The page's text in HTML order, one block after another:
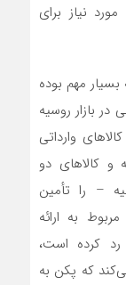
نیاز برای
مهم بوده
بازار روسیه
۲۰۲۳، ۵۳ درصد از کالاهای وارداتی
و کالاهای دو
– را تأمین
مربوط به ارائه
کرده است،
که پکن به